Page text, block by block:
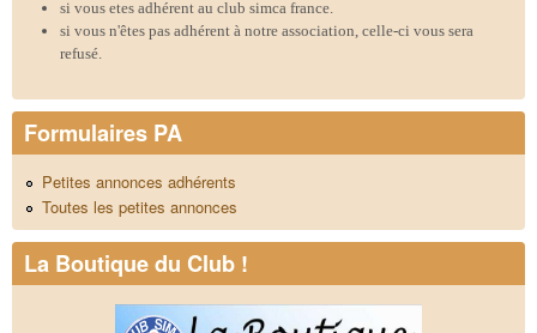
si vous etes adhérent au club simca france.
si vous n'êtes pas adhérent à notre association, celle-ci vous sera
refusé.
Formulaires PA
Petites annonces adhérents
Toutes les petites annonces
La Boutique du Club !